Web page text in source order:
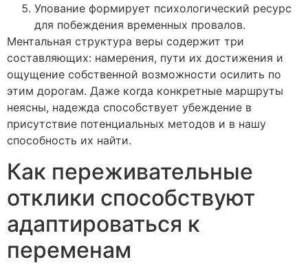
Упование формирует психологический ресурс
для побеждения временных провалов.
Ментальная структура веры содержит три
составляющих: намерения, пути их достижения и
ощущение собственной возможности осилить по
этим дорогам. Даже когда конкретные маршруты
неясны, надежда способствует убеждение в
присутствие потенциальных методов и в нашу
способность их найти.
Как переживательные
отклики способствуют
адаптироваться к
переменам